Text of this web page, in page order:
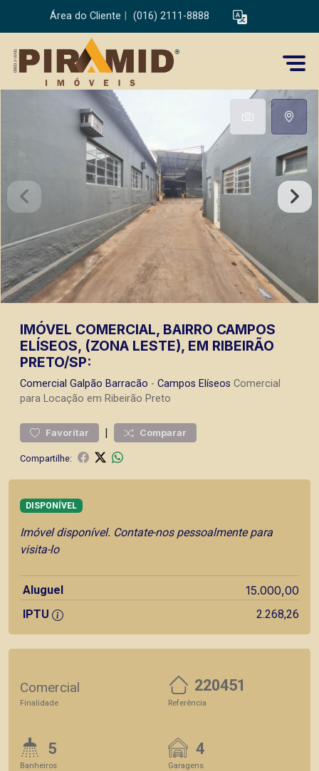
Área do Cliente (016) 2111-8888
IMÓVEL COMERCIAL, BAIRRO CAMPOS
ELÍSEOS, (ZONA LESTE), EM RIBEIRÃO
PRETO/SP:
Comercial Galpão Barracão - Campos Elíseos Comercial
para Locação em Ribeirão Preto
Favoritar | Comparar
Compartilhe:
DISPONÍVEL
Imóvel disponível. Contate-nos pessoalmente para
visita-lo
Aluguel 15.000,00
IPTU 2.268,26
Comercial
Finalidade
220451
Referência
5
Banheiros
4
Garagens